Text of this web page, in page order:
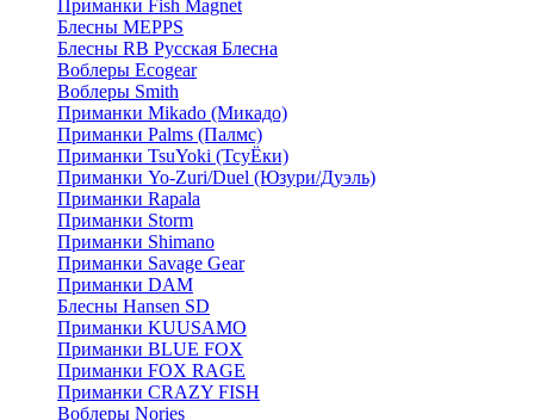
Приманки Fish Magnet
Блесны MEPPS
Блесны RB Русская Блесна
Воблеры Ecogear
Воблеры Smith
Приманки Mikado (Микадо)
Приманки Palms (Палмс)
Приманки TsuYoki (ТсуЁки)
Приманки Yo-Zuri/Duel (Юзури/Дуэль)
Приманки Rapala
Приманки Storm
Приманки Shimano
Приманки Savage Gear
Приманки DAM
Блесны Hansen SD
Приманки KUUSAMO
Приманки BLUE FOX
Приманки FOX RAGE
Приманки CRAZY FISH
Воблеры Nories